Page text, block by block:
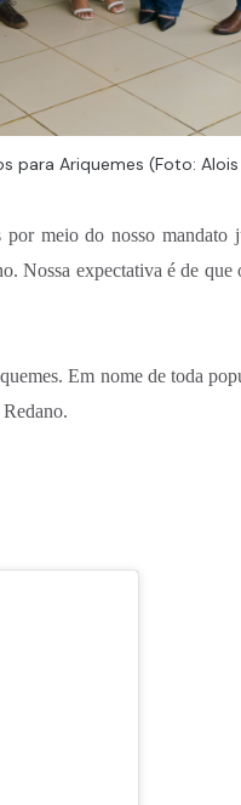
para Ariquemes (Foto:
meio do nosso
Nossa expectativa é de
Em nome de toda